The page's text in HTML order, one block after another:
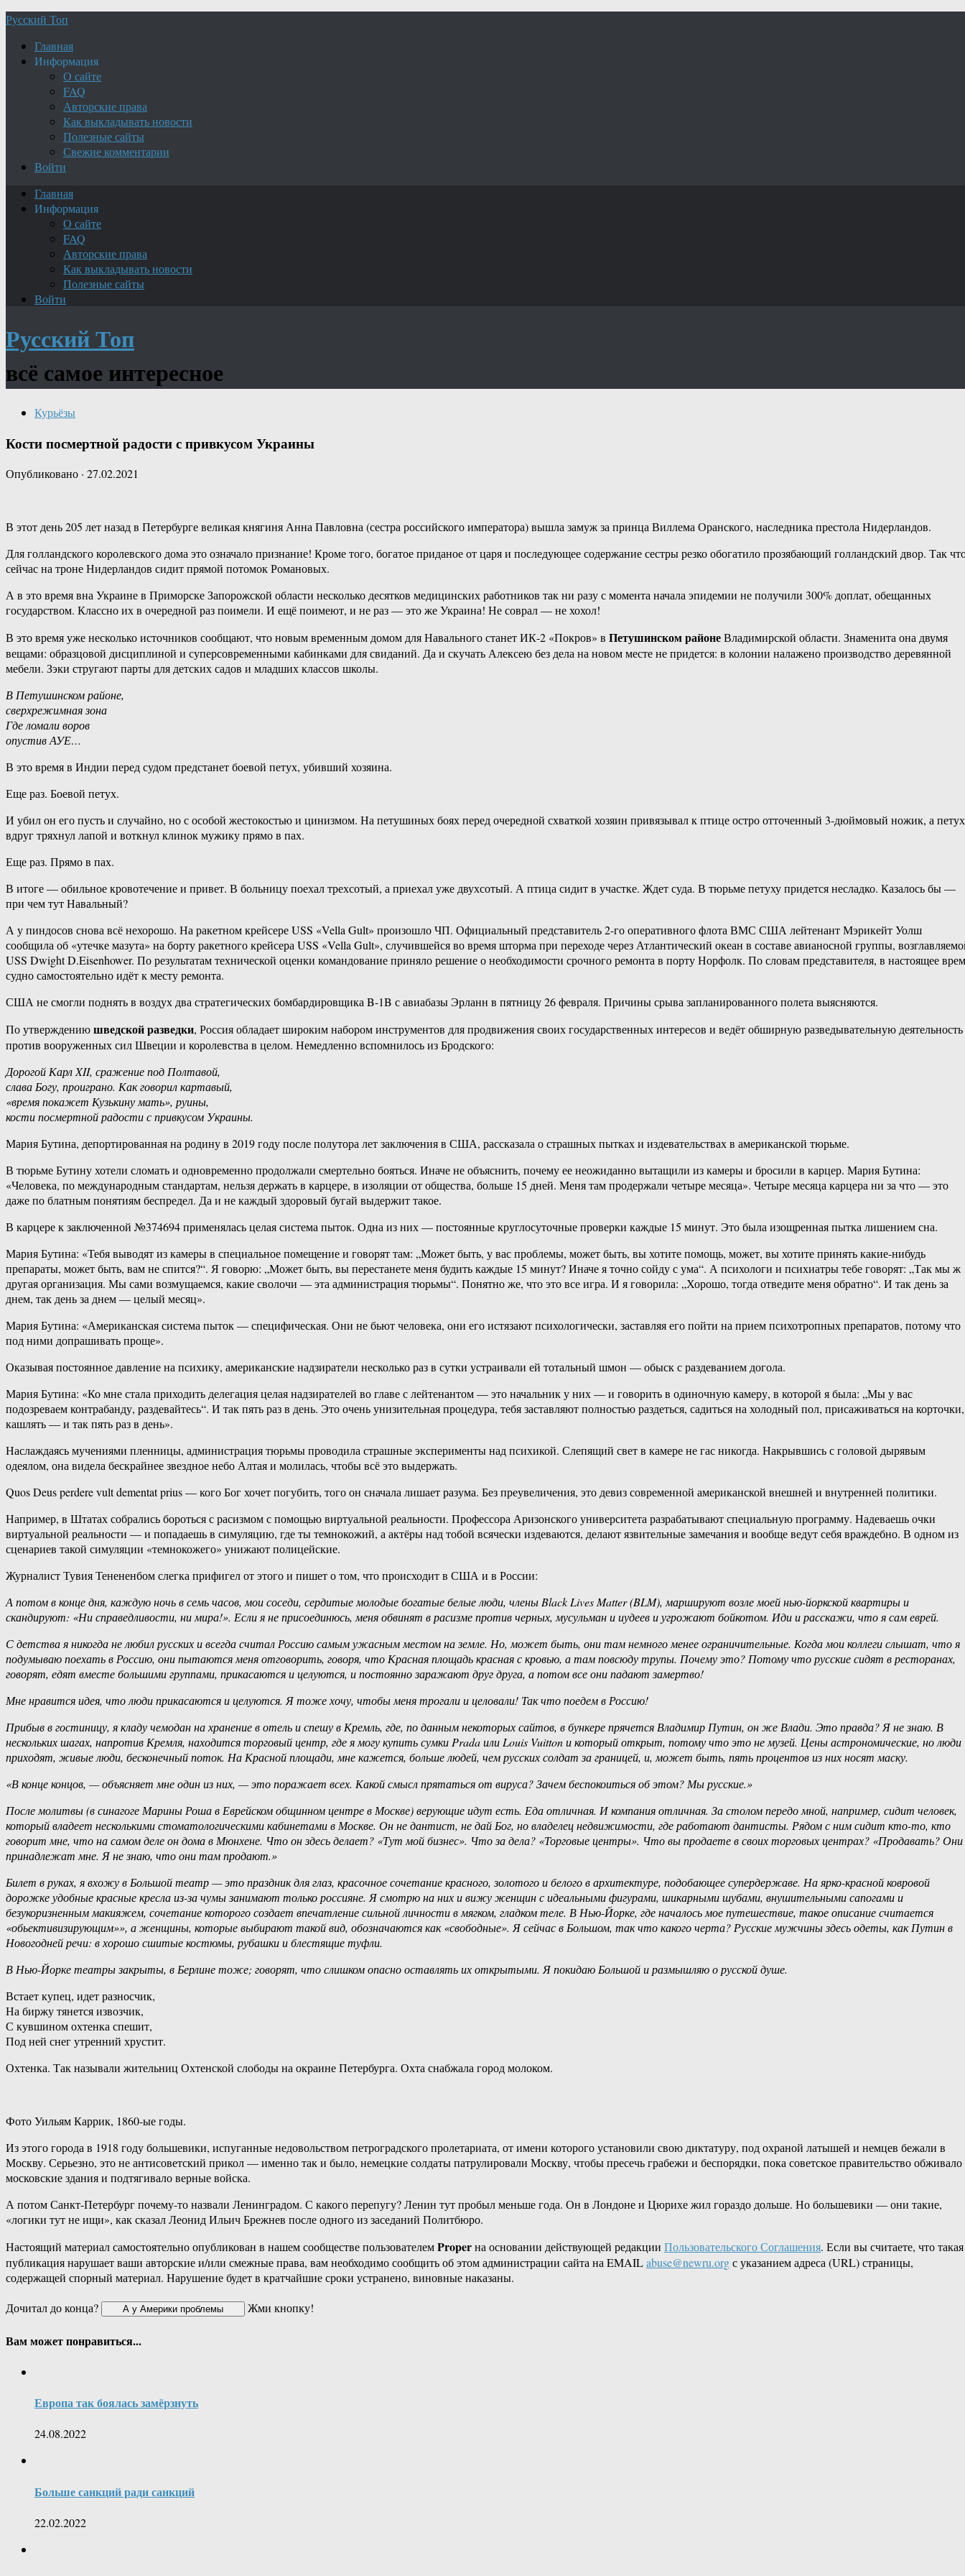
Русский Топ
Главная
Информация
О сайте
FAQ
Авторские права
Как выкладывать новости
Полезные сайты
Свежие комментарии
Войти
Главная
Информация
О сайте
FAQ
Авторские права
Как выкладывать новости
Полезные сайты
Войти
Русский Топ
всё самое интересное
Курьёзы
Кости посмертной радости с привкусом Украины
Опубликовано · 27.02.2021
В этот день 205 лет назад в Петербурге великая княгиня Анна Павловна (сестра российского императора) вышла замуж за принца Виллема Оранского, наследника престола Нидерландов.
Для голландского королевского дома это означало признание! Кроме того, богатое приданое от царя и последующее содержание сестры резко обогатило прозябающий голландский двор. Так
сейчас на троне Нидерландов сидит прямой потомок Романовых.
А в это время вна Украине в Приморске Запорожской области несколько десятков медицинских работников так ни разу с момента начала эпидемии не получили 300% доплат, обещанных
государством. Классно их в очередной раз поимели. И ещё поимеют, и не раз — это же Украина! Не соврал — не хохол!
В это время уже несколько источников сообщают, что новым временным домом для Навального станет ИК-2 «Покров» в Петушинском районеВладимирской области. Знаменита она двумя
вещами: образцовой дисциплиной и суперсовременными кабинками для свиданий. Да и скучать Алексею без дела на новом месте не придется: в колонии налажено производство деревянной
мебели. Зэки стругают парты для детских садов и младших классов школы.
В Петушинском районе,
сверхрежимная зона
Где ломали воров
опустив АУЕ…
В это время в Индии перед судом предстанет боевой петух, убивший хозяина.
Еще раз. Боевой петух.
И убил он его пусть и случайно, но с особой жестокостью и цинизмом. На петушиных боях перед очередной схваткой хозяин привязывал к птице остро отточенный 3-дюймовый ножик, а петух
вдруг тряхнул лапой и воткнул клинок мужику прямо в пах.
Еще раз. Прямо в пах.
В итоге — обильное кровотечение и привет. В больницу поехал трехсотый, а приехал уже двухсотый. А птица сидит в участке. Ждет суда. В тюрьме петуху придется несладко. Казалось бы —
при чем тут Навальный?
А у пиндосов снова всё нехорошо. На ракетном крейсере USS «Vella Gult» произошло ЧП. Официальный представитель 2-го оперативного флота ВМС США лейтенант Мэрикейт Уолш
сообщила об «утечке мазута» на борту ракетного крейсера USS «Vella Gult», случившейся во время шторма при переходе через Атлантический океан в составе авианосной группы,
USS Dwight D.Eisenhower. По результатам технической оценки командование приняло решение о необходимости срочного ремонта в порту Норфолк. По словам представителя, в настоящее
судно самостоятельно идёт к месту ремонта.
США не смогли поднять в воздух два стратегических бомбардировщика B-1B с авиабазы Эрланн в пятницу 26 февраля. Причины срыва запланированного полета выясняются.
По утверждениюшведской разведки, Россия обладает широким набором инструментов для продвижения своих государственных интересов и ведёт обширную разведывательную деятельность
против вооруженных сил Швеции и королевства в целом. Немедленно вспомнилось из Бродского:
Дорогой Карл XII, сражение под Полтавой,
слава Богу, проиграно. Как говорил картавый,
«время покажет Кузькину мать», руины,
кости посмертной радости с привкусом Украины.
Мария Бутина, депортированная на родину в 2019 году после полутора лет заключения в США, рассказала о страшных пытках и издевательствах в американской тюрьме.
В тюрьме Бутину хотели сломать и одновременно продолжали смертельно бояться. Иначе не объяснить, почему ее неожиданно вытащили из камеры и бросили в карцер. Мария Бутина:
«Человека, по международным стандартам, нельзя держать в карцере, в изоляции от общества, больше 15 дней. Меня там продержали четыре месяца». Четыре месяца карцера ни за что — это
даже по блатным понятиям беспредел. Да и не каждый здоровый бугай выдержит такое.
В карцере к заключенной №374694 применялась целая система пыток. Одна из них — постоянные круглосуточные проверки каждые 15 минут. Это была изощренная пытка лишением сна.
Мария Бутина: «Тебя выводят из камеры в специальное помещение и говорят там: „Может быть, у вас проблемы, может быть, вы хотите помощь, может, вы хотите принять какие-нибудь
препараты, может быть, вам не спится?“. Я говорю: „Может быть, вы перестанете меня будить каждые 15 минут? Иначе я точно сойду с ума“. А психологи и психиатры тебе говорят: „Так мы ж
другая организация. Мы сами возмущаемся, какие сволочи — эта администрация тюрьмы“. Понятно же, что это все игра. И я говорила: „Хорошо, тогда отведите меня обратно“. И так день за
днем, так день за днем — целый месяц».
Мария Бутина: «Американская система пыток — специфическая. Они не бьют человека, они его истязают психологически, заставляя его пойти на прием психотропных препаратов, потому что
под ними допрашивать проще».
Оказывая постоянное давление на психику, американские надзиратели несколько раз в сутки устраивали ей тотальный шмон — обыск с раздеванием догола.
Мария Бутина: «Ко мне стала приходить делегация целая надзирателей во главе с лейтенантом — это начальник у них — и говорить в одиночную камеру, в которой я была: „Мы у вас
подозреваем контрабанду, раздевайтесь“. И так пять раз в день. Это очень унизительная процедура, тебя заставляют полностью раздеться, садиться на холодный пол, присаживаться на корточки,
кашлять — и так пять раз в день».
Наслаждаясь мучениями пленницы, администрация тюрьмы проводила страшные эксперименты над психикой. Слепящий свет в камере не гас никогда. Накрывшись с головой дырявым
одеялом, она видела бескрайнее звездное небо Алтая и молилась, чтобы всё это выдержать.
Quos Deus perdere vult dementat prius — кого Бог хочет погубить, того он сначала лишает разума. Без преувеличения, это девиз современной американской внешней и внутренней политики.
Например, в Штатах собрались бороться с расизмом с помощью виртуальной реальности. Профессора Аризонского университета разрабатывают специальную программу. Надеваешь очки
виртуальной реальности — и попадаешь в симуляцию, где ты темнокожий, а актёры над тобой всячески издеваются, делают язвительные замечания и вообще ведут себя враждебно. В одном из
сценариев такой симуляции «темнокожего» унижают полицейские.
Журналист Тувия Тенененбом слегка прифигел от этого и пишет о том, что происходит в США и в России:
А потом в конце дня, каждую ночь в семь часов, мои соседи, сердитые молодые богатые белые люди, члены Black Lives Matter (BLM), маршируют возле моей нью-йоркской квартиры и
скандируют: «Ни справедливости, ни мира!». Если я не присоединюсь, меня обвинят в расизме против черных, мусульман и иудеев и угрожают бойкотом. Иди и расскажи, что я сам еврей.
С детства я никогда не любил русских и всегда считал Россию самым ужасным местом на земле. Но, может быть, они там немного менее ограничительные. Когда мои коллеги слышат, что я
подумываю поехать в Россию, они пытаются меня отговорить, говоря, что Красная площадь красная с кровью, а там повсюду трупы. Почему это? Потому что русские сидят в ресторанах,
говорят, едят вместе большими группами, прикасаются и целуются, и постоянно заражают друг друга, а потом все они падают замертво!
Мне нравится идея, что люди прикасаются и целуются. Я тоже хочу, чтобы меня трогали и целовали! Так что поедем в Россию!
Прибыв в гостиницу, я кладу чемодан на хранение в отель и спешу в Кремль, где, по данным некоторых сайтов, в бункере прячется Владимир Путин, он же Влади. Это правда? Я не знаю. В
нескольких шагах, напротив Кремля, находится торговый центр, где я могу купить сумки Prada или Louis Vuitton и который открыт, потому что это не музей. Цены астрономические, но люди
приходят, живые люди, бесконечный поток. На Красной площади, мне кажется, больше людей, чем русских солдат за границей, и, может быть, пять процентов из них носят маску.
«В конце концов, — объясняет мне один из них, — это поражает всех. Какой смысл прятаться от вируса? Зачем беспокоиться об этом? Мы русские.»
После молитвы (в синагоге Марины Роша в Еврейском общинном центре в Москве) верующие идут есть. Еда отличная. И компания отличная. За столом передо мной, например, сидит человек,
который владеет несколькими стоматологическими кабинетами в Москве. Он не дантист, не дай Бог, но владелец недвижимости, где работают дантисты. Рядом с ним сидит кто-то, кто
говорит мне, что на самом деле он дома в Мюнхене. Что он здесь делает? «Тут мой бизнес». Что за дела? «Торговые центры». Что вы продаете в своих торговых центрах? «Продавать? Они
принадлежат мне. Я не знаю, что они там продают.»
Билет в руках, я вхожу в Большой театр — это праздник для глаз, красочное сочетание красного, золотого и белого в архитектуре, подобающее супердержаве. На ярко-красной ковровой
дорожке удобные красные кресла из-за чумы занимают только россияне. Я смотрю на них и вижу женщин с идеальными фигурами, шикарными шубами, внушительными сапогами и
безукоризненным макияжем, сочетание которого создает впечатление сильной личности в мягком, гладком теле. В Нью-Йорке, где началось мое путешествие, такое описание считается
«обьективизирующим»», а женщины, которые выбирают такой вид, обозначаются как «свободные». Я сейчас в Большом, так что какого черта? Русские мужчины здесь одеты, как Путин в
Новогодней речи: в хорошо сшитые костюмы, рубашки и блестящие туфли.
В Нью-Йорке театры закрыты, в Берлине тоже; говорят, что слишком опасно оставлять их открытыми. Я покидаю Большой и размышляю о русской душе.
Встает купец, идет разносчик,
На биржу тянется извозчик,
С кувшином охтенка спешит,
Под ней снег утренний хрустит.
Охтенка. Так называли жительниц Охтенской слободы на окраине Петербурга. Охта снабжала город молоком.
Фото Уильям Каррик, 1860-ые годы.
Из этого города в 1918 году большевики, испуганные недовольством петроградского пролетариата, от имени которого установили свою диктатуру, под охраной латышей и немцев бежали в
Москву. Серьезно, это не антисоветский прикол — именно так и было, немецкие солдаты патрулировали Москву, чтобы пресечь грабежи и беспорядки, пока советское правительство обживало
московские здания и подтягивало верные войска.
А потом Санкт-Петербург почему-то назвали Ленинградом. С какого перепугу? Ленин тут пробыл меньше года. Он в Лондоне и Цюрихе жил гораздо дольше. Но большевики — они такие,
«логики тут не ищи», как сказал Леонид Ильич Брежнев после одного из заседаний Политбюро.
Настоящий материал самостоятельно опубликован в нашем сообществе пользователемProperна основании действующей редакции Пользовательского Соглашения. Если вы считаете, что такая
публикация нарушает ваши авторские и/или смежные права, вам необходимо сообщить об этом администрации сайта на EMAILabuse@newru.orgс указанием адреса (URL) страницы,
содержащей спорный материал. Нарушение будет в кратчайшие сроки устранено, виновные наказаны.
Дочитал до конца?
Жми кнопку!
Вам может понравиться...
Европа так боялась замёрзнуть
24.08.2022
Больше санкций ради санкций
22.02.2022